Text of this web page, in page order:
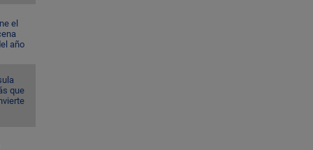
el
año
que